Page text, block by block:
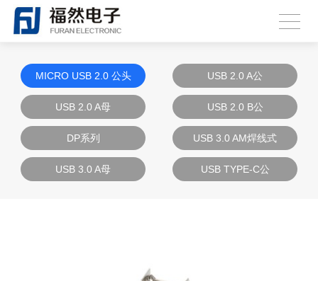
MICRO USB 2.0 公头 USB 2.0 A公
USB 2.0 A母 USB 2.0 B公
DP系列 USB 3.0 AM焊线式
USB 3.0 A母 USB TYPE-C公